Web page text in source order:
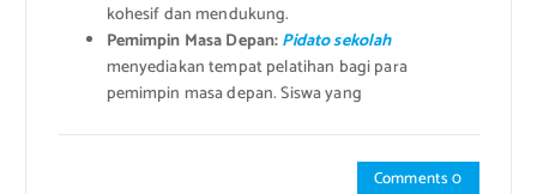
kohesif dan mendukung.
Pemimpin Masa Depan:Pidato sekolah
menyediakan tempat pelatihan bagi para
pemimpin masa depan. Siswa yang
Comments 0